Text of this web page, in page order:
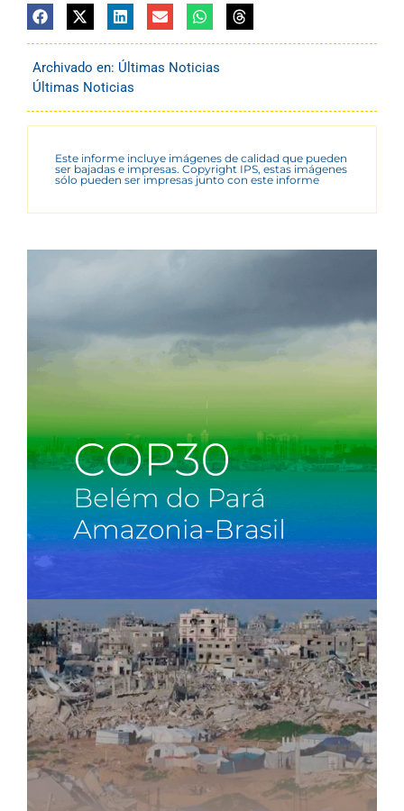
Archivado en: Últimas Noticias
Últimas Noticias
Este informe incluye imágenes de calidad que pueden
ser bajadas e impresas. Copyright IPS, estas imágenes
sólo pueden ser impresas junto con este informe